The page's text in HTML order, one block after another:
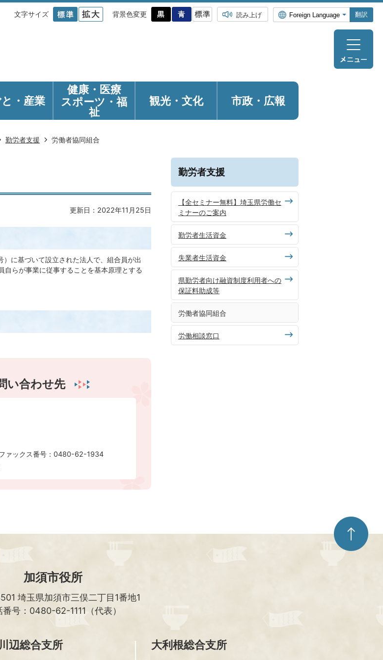
文字サイズ 背景色変更 読み上げ 翻訳
・産業
健康・医療
スポーツ・福
祉
観光・ 文化 市政・広報
勤労者支援 労働者協同組合
更新日：2022年11月25日
に基づいて設立された法人で、組合員が出
らが事業に従事することを基本原理とする
い合わせ先
ァックス番号：0480-62-1934
勤労者支援
【全セミナー無料】埼玉県労働セ
ミナーのご案内
勤労者生活資金
失業者生活資金
県勤労者向け融資制度利用者への
保証料助成等
労働者協同組合
労働相談窓口
ペ
ー
ジ
加須市役所
埼玉県加須市三俣二丁目1番地1
番号：0480-62-1111（代表）
辺総合支所 大利根総合支所